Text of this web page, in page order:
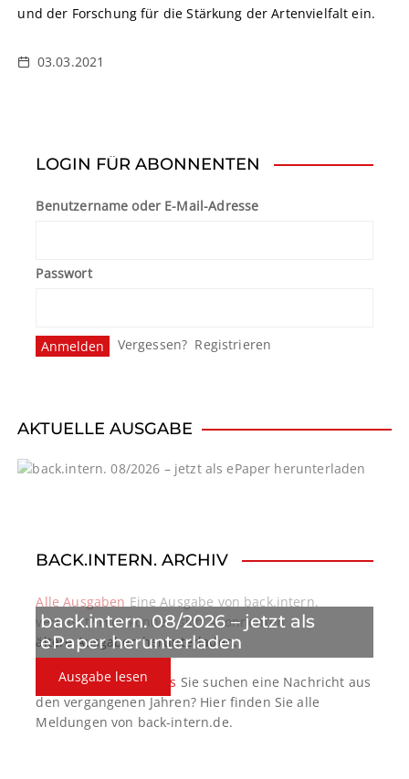
und der Forschung für die Stärkung der Artenvielfalt ein.
03.03.2021
LOGIN FÜR ABONNENTEN
Benutzername oder E-Mail-Adresse
Passwort
Vergessen? Registrieren
AKTUELLE AUSGABE
back.intern. 08/2026 – jetzt als
ePaper herunterladen
Ausgabe lesen
BACK.INTERN. ARCHIV
Alle Ausgaben Eine Ausgabe von back.intern.
verpasst? Hier können sich Abonnenten
ältere Ausgaben herunterladen.
back.intern. Top-News Sie suchen eine Nachricht aus
den vergangenen Jahren? Hier finden Sie alle
Meldungen von back-intern.de.